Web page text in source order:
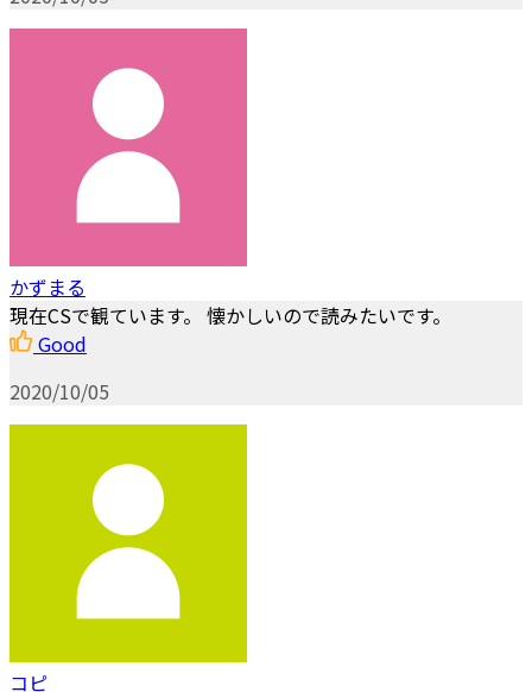
かずまる
現在CSで観ています。 懐かしいので読みたいです。
Good
2020/10/05
コピ